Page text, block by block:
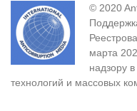
© 2020
марта
надзору
технологий и массовых